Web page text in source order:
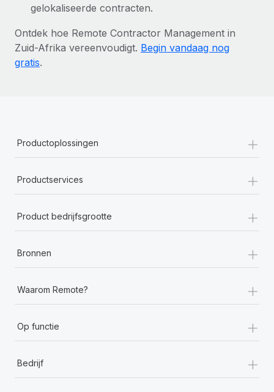
gelokaliseerde contracten.
Ontdek hoe Remote Contractor Management in
Zuid-Afrika vereenvoudigt. Begin vandaag nog
gratis.
Productoplossingen +
Productservices +
Product bedrijfsgrootte +
Bronnen +
Waarom Remote? +
Op functie +
Bedrijf
+